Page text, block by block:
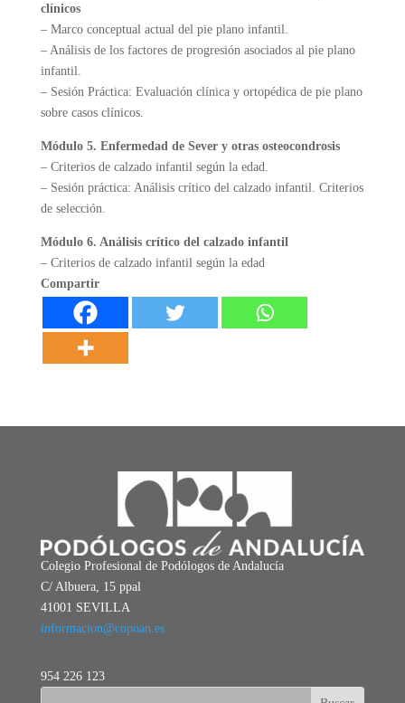
clínicos
– Marco conceptual actual del pie plano infantil.
– Análisis de los factores de progresión asociados al pie plano
infantil.
– Sesión Práctica: Evaluación clínica y ortopédica de pie plano
sobre casos clínicos.
Módulo 5. Enfermedad de Sever y otras osteocondrosis
– Criterios de calzado infantil según la edad.
– Sesión práctica: Análisis crítico del calzado infantil. Criterios
de selección.
Módulo 6. Análisis crítico del calzado infantil
– Criterios de calzado infantil según la edad
Compartir
Colegio Profesional de Podólogos de Andalucía
C/ Albuera, 15 ppal
41001 SEVILLA
informacion@copoan.es
954 226 123